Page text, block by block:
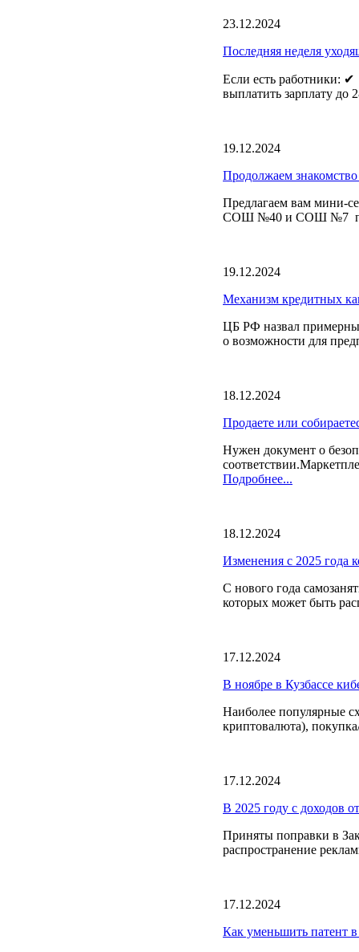
23.12.2024
Последняя неделя
Если есть работники:
выплатить зарплату до
19.12.2024
Продолжаем
Предлагаем вам мини-
СОШ №40 и СОШ №7
19.12.2024
Механизм кредитных
️ЦБ РФ назвал
о возможности для
18.12.2024
Продаете или
Нужен документ о
Подробнее...
18.12.2024
Изменения с 2025 года
С нового года
которых может быть
17.12.2024
В ноябре в Кузбассе
Наиболее популярные
криптовалюта),
17.12.2024
В 2025 году с доходов
Приняты поправки в
распространение
17.12.2024
Как уменьшить патент